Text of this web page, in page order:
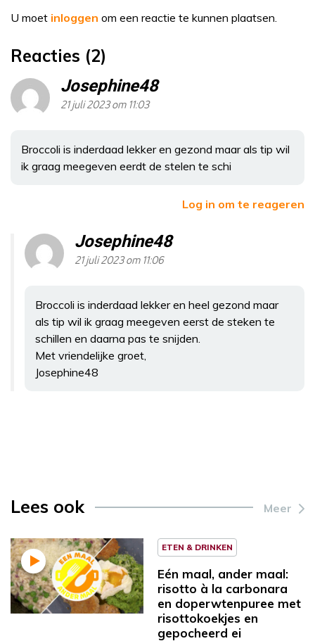
U moet inloggen om een reactie te kunnen plaatsen.
Reacties (2)
Josephine48
21 juli 2023 om 11:03
Broccoli is inderdaad lekker en gezond maar als tip wil
ik graag meegeven eerdt de stelen te schi
Log in om te reageren
Josephine48
21 juli 2023 om 11:06
Broccoli is inderdaad lekker en heel gezond maar
als tip wil ik graag meegeven eerst de steken te
schillen en daarna pas te snijden.
Met vriendelijke groet,
Josephine48
Lees ook Meer
ETEN & DRINKEN
Eén maal, ander maal:
risotto à la carbonara
en doperwtenpuree met
risottokoekjes en
gepocheerd ei